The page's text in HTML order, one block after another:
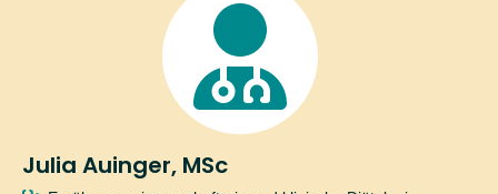
Julia Auinger, MSc